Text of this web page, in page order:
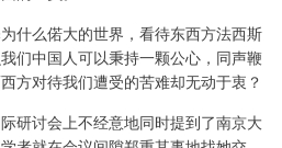
什么偌大的世界，看待东西方法西斯
们中国人可以秉持一颗公心，同声鞭
方对待我们遭受的苦难却无动于衷？
研讨会上不经意地同时提到了南京大